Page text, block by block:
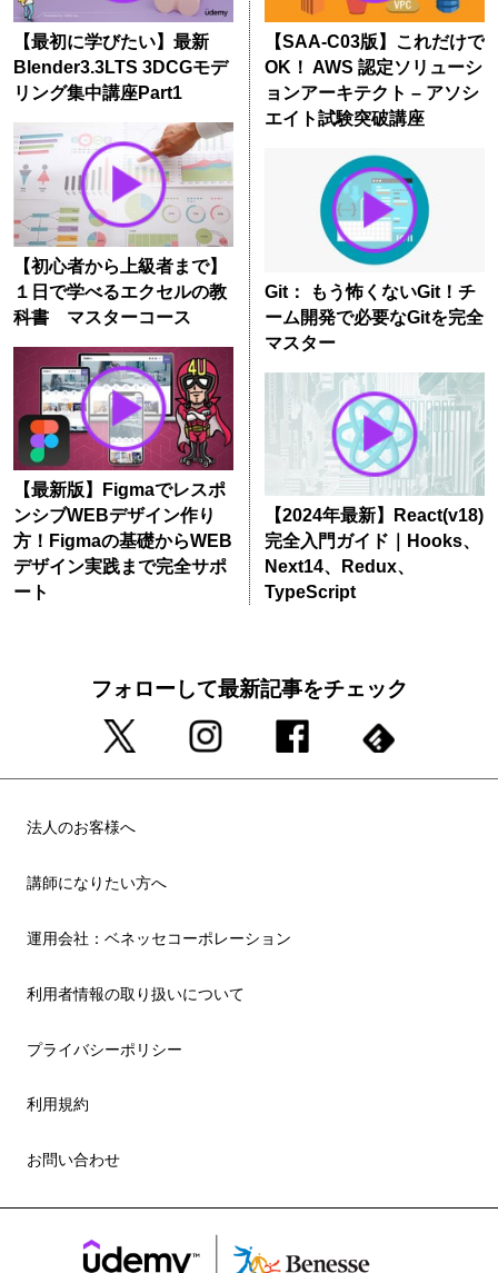
【最初に学びたい】最新
Blender3.3LTS 3DCGモデ
リング集中講座Part1
【初心者から上級者まで】
１日で学べるエクセルの教
科書 マスターコース
【最新版】Figmaでレスポ
ンシブWEBデザイン作り
方！Figmaの基礎からWEB
デザイン実践まで完全サポ
ート
【SAA-C03版】これだけで
OK！ AWS 認定ソリューシ
ョンアーキテクト – アソシ
エイト試験突破講座
Git： もう怖くないGit！チ
ーム開発で必要なGitを完全
マスター
【2024年最新】React(v18)
完全入門ガイド｜Hooks、
Next14、Redux、
TypeScript
フォローして最新記事をチェック
法人のお客様へ
講師になりたい方へ
運用会社：ベネッセコーポレーション
利用者情報の取り扱いについて
プライバシーポリシー
利用規約
お問い合わせ